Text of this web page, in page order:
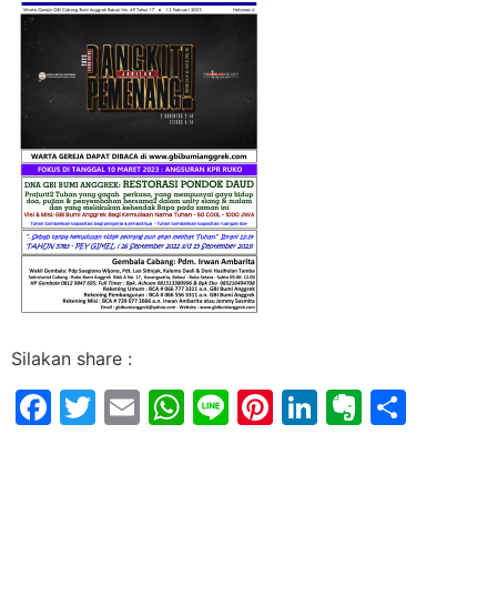
Silakan share :
Facebook
Twitter
EmailWhatsApp
LinePinterest
LinkedIn